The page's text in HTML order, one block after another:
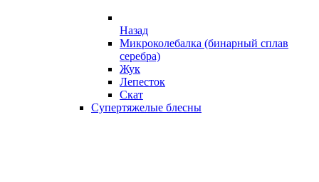
Назад
Микроколебалка (бинарный сплав
серебра)
Жук
Лепесток
Скат
Супертяжелые блесны